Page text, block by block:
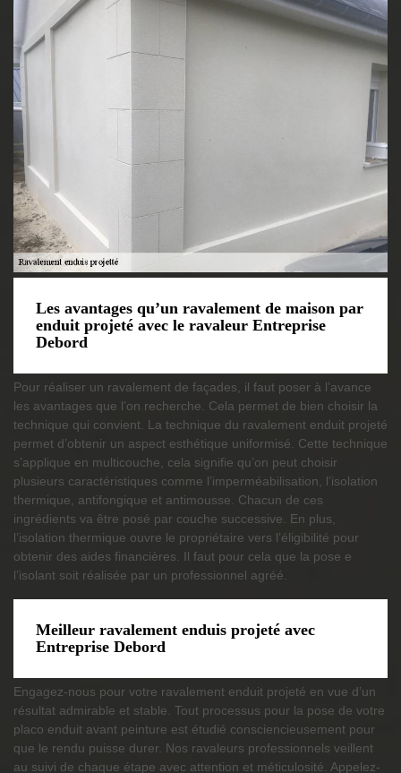
Les avantages qu’un ravalement de maison par
enduit projeté avec le ravaleur Entreprise
Debord
Pour réaliser un ravalement de façades, il faut poser à l’avance
les avantages que l’on recherche. Cela permet de bien choisir la
technique qui convient. La technique du ravalement enduit projeté
permet d’obtenir un aspect esthétique uniformisé. Cette technique
s’applique en multicouche, cela signifie qu’on peut choisir
plusieurs caractéristiques comme l’imperméabilisation, l’isolation
thermique, antifongique et antimousse. Chacun de ces
ingrédients va être posé par couche successive. En plus,
l’isolation thermique ouvre le propriétaire vers l’éligibilité pour
obtenir des aides financières. Il faut pour cela que la pose e
l’isolant soit réalisée par un professionnel agréé.
Meilleur ravalement enduis projeté avec
Entreprise Debord
Engagez-nous pour votre ravalement enduit projeté en vue d’un
résultat admirable et stable. Tout processus pour la pose de votre
placo enduit avant peinture est étudié consciencieusement pour
que le rendu puisse durer. Nos ravaleurs professionnels veillent
au suivi de chaque étape avec attention et méticulosité. Appelez-